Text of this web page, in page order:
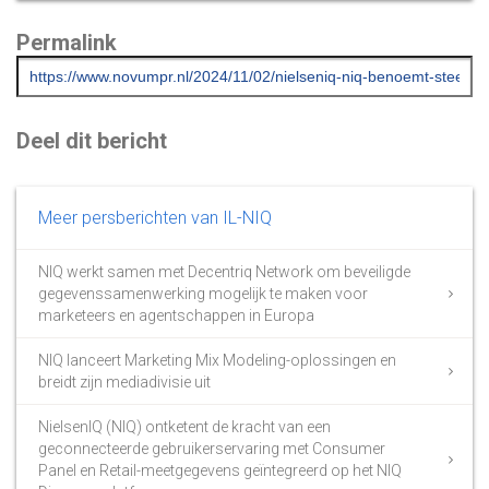
Permalink
Deel dit bericht
Meer persberichten van IL-NIQ
NIQ werkt samen met Decentriq Network om beveiligde
gegevenssamenwerking mogelijk te maken voor
marketeers en agentschappen in Europa
NIQ lanceert Marketing Mix Modeling-oplossingen en
breidt zijn mediadivisie uit
NielsenIQ (NIQ) ontketent de kracht van een
geconnecteerde gebruikerservaring met Consumer
Panel en Retail-meetgegevens geïntegreerd op het NIQ